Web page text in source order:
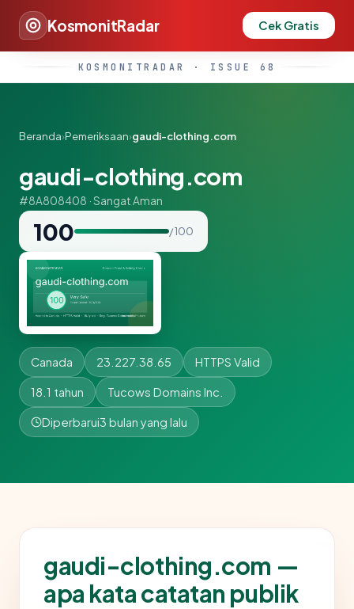
KosmonitRadar Cek Gratis
KOSMONITRADAR · ISSUE 68
Beranda›Pemeriksaan›gaudi-clothing.com
gaudi-clothing.com
#8A808408 · Sangat Aman
100 / 100
Canada 23.227.38.65 HTTPS Valid
18.1 tahun Tucows Domains Inc.
Diperbarui3 bulan yang lalu
gaudi-clothing.com —
apa kata catatan publik